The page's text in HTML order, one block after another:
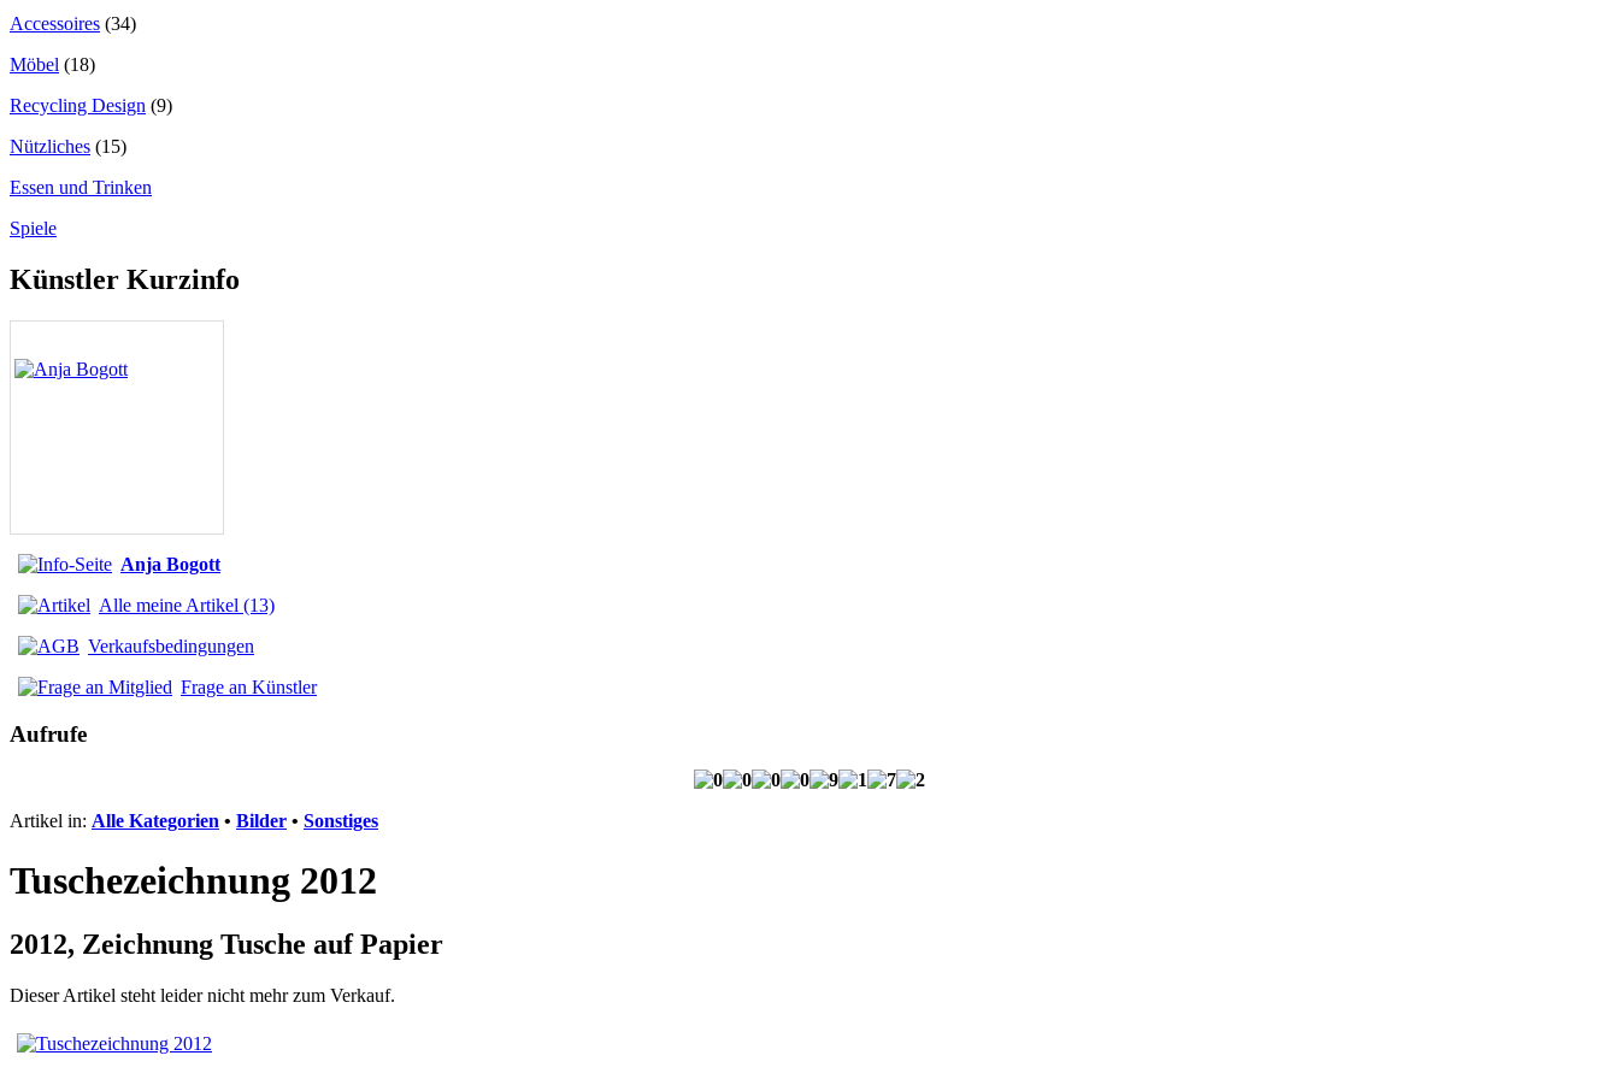
Accessoires (34)
Möbel (18)
Recycling Design (9)
Nützliches (15)
Essen und Trinken
Spiele
Künstler Kurzinfo
Anja Bogott
Alle meine Artikel (13)
Verkaufsbedingungen
Frage an Künstler
Aufrufe
Artikel in: Alle Kategorien • Bilder • Sonstiges
Tuschezeichnung 2012
2012, Zeichnung Tusche auf Papier
Dieser Artikel steht leider nicht mehr zum Verkauf.